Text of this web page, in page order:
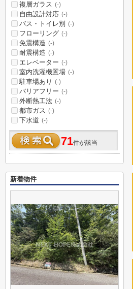
複層ガラス (-)
自由設計対応 (-)
バス・トイレ別 (-)
フローリング (-)
免震構造 (-)
耐震構造 (-)
エレベーター (-)
室内洗濯機置場 (-)
駐車場あり (-)
バリアフリー (-)
外断熱工法 (-)
都市ガス (-)
下水道 (-)
71件が該当
新着物件